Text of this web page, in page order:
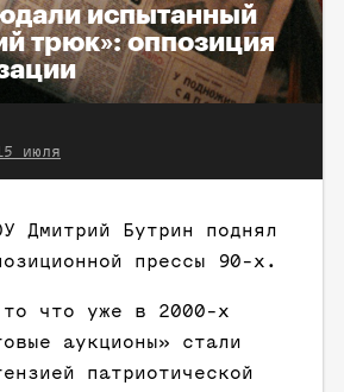
испытанный
трюк»: оппозиция
июля
Дмитрий Бутрин поднял
прессы 90-х.
то что уже в 2000-х
аукционы» стали
патриотической